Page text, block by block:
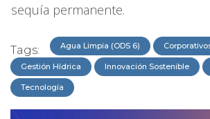
sequía permanente.
Tags: Agua Limpia (ODS 6)
Gestión Hídrica Innovación Sostenible
Tecnología